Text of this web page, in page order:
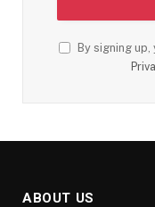
By signing
ABOUT US